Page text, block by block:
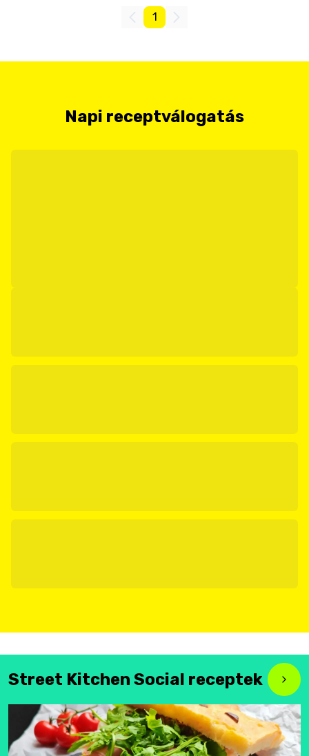
1
Napi receptválogatás
Street Kitchen Social receptek